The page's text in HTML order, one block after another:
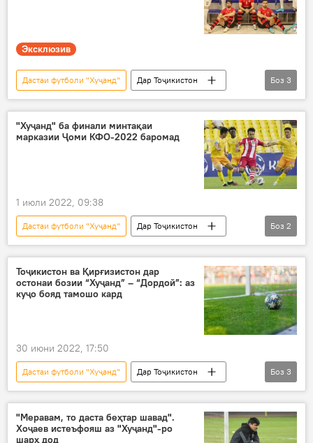
Эксклюзив
Дастаи футболи "Хуҷанд"
Дар Тоҷикистон
Навигариҳои варзиши Тоҷикистон
тими "Истиқлол"
Боз 3
"Хуҷанд" ба финали минтақаи
марказии Ҷоми КФО-2022 баромад
1 июли 2022, 09:38
Дастаи футболи "Хуҷанд"
Дар Тоҷикистон
Навигариҳои варзиши Тоҷикистон
футбол
Боз 2
Тоҷикистон ва Қирғизистон дар
остонаи бозии “Хуҷанд” – “Дордой”: аз
куҷо бояд тамошо кард
30 июни 2022, 17:50
Дастаи футболи "Хуҷанд"
Дар Тоҷикистон
Қирғизистон
Навигариҳои варзиши Тоҷикистон
Ҷоми КФО
Боз 3
"Меравам, то даста беҳтар шавад".
Хоҷаев истеъфояш аз "Хуҷанд"-ро
шарҳ дод